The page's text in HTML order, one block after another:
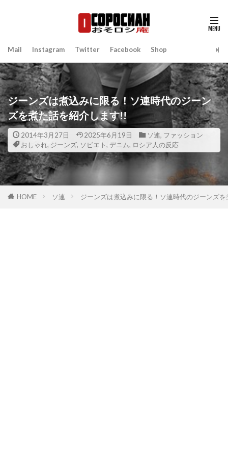
Mail Instagram Twitter Facebook Shop
ジーンズは煮込みに限る！ソ連時代のジーン
ズを煮た話を紹介します!!
2014年3月27日 2025年6月19日 ソ連, ファッション
おしゃれ, ジーンズ, ソビエト, デニム, ロシア人の反応
HOME ソ連 ジーンズは煮込みに限る！ソ連時代のジーンズ